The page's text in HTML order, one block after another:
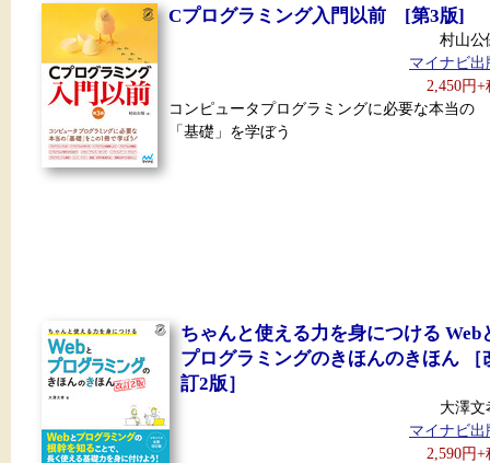
Cプログラミング入門以前 [第3版]
村山公
マイナビ出
2,450円+
コンピュータプログラミングに必要な本当の
「基礎」を学ぼう
ちゃんと使える力を身につける Web
プログラミングのきほんのきほん ［
訂2版］
大澤文
マイナビ出
2,590円+